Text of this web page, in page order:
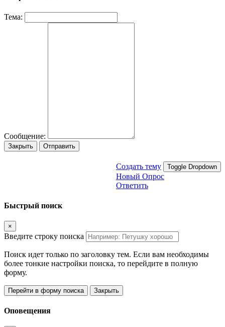
Тема:
Сообщение:
Закрыть Отправить
Создать тему Toggle Dropdown
Новый Опрос
Ответить
Быстрый поиск
×
Введите строку поиска
Поиск идет только по заголовку тем. Если вам необходимы
более тонкие настройки поиска, то перейдите в полную
форму.
Перейти в форму поиска Закрыть
Оповещения